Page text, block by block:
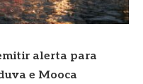
alerta para
e Mooca